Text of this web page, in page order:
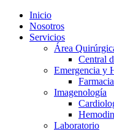
Inicio
Nosotros
Servicios
Área
Central
Emergencia y
Imagenología
Laboratorio